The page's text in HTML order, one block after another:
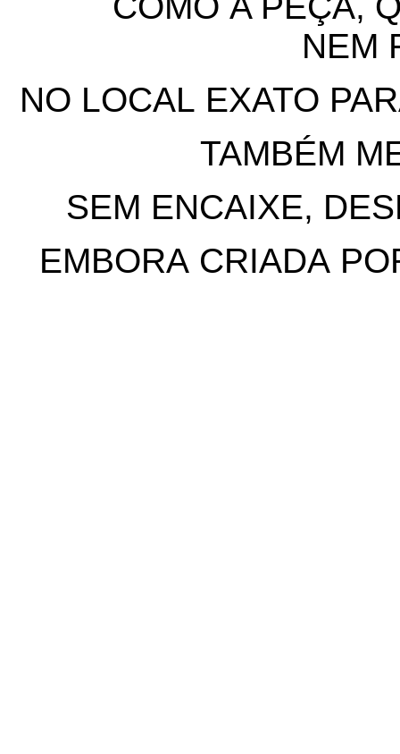
NEM
NO LOCAL EXATO
TAMBÉM
SEM ENCAIXE,
EMBORA CRIADA